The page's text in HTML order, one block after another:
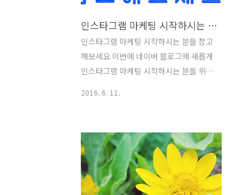
인스타그램 마케팅 시작하시는 분들 참고해보세요
인스타그램 마케팅 시작하시는 분들 참고
해보세요 이번에 네이버 블로그에 새롭게
인스타그램 마케팅 시작하시는 분들 위해
시고 궁금한것이 있으면 글도 남겨주..
2016. 6. 11.